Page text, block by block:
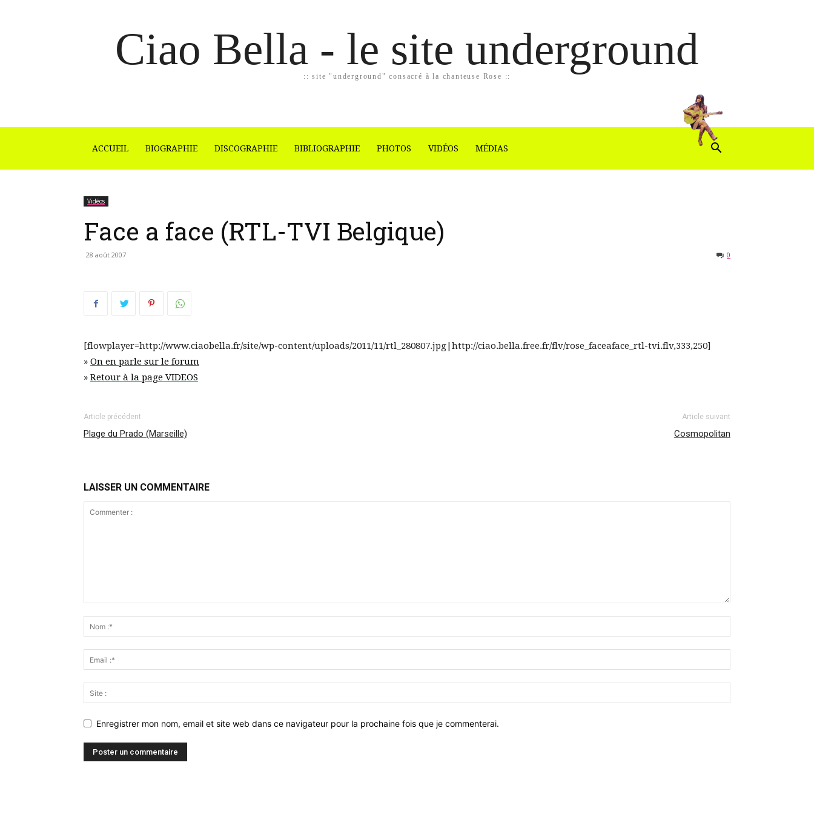
Ciao Bella - le site underground
:: site "underground" consacré à la chanteuse Rose ::
ACCUEIL BIOGRAPHIE DISCOGRAPHIE BIBLIOGRAPHIE PHOTOS VIDÉOS MÉDIAS
Vidéos
Face a face (RTL-TVI Belgique)
28 août 2007 0
[flowplayer=http://www.ciaobella.fr/site/wp-content/uploads/2011/11/rtl_280807.jpg|http://ciao.bella.free.fr/flv/rose_faceaface_rtl-tvi.flv,333,250]
» On en parle sur le forum
» Retour à la page VIDEOS
Article précédent
Plage du Prado (Marseille)
Article suivant
Cosmopolitan
LAISSER UN COMMENTAIRE
Enregistrer mon nom, email et site web dans ce navigateur pour la prochaine fois que je commenterai.